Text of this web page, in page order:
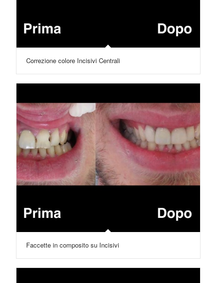
Correzione colore Incisivi Centrali
Faccette in composito su Incisivi